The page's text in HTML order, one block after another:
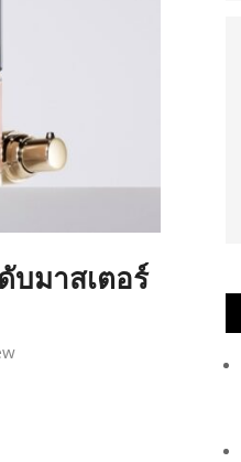
บมาสเตอร์